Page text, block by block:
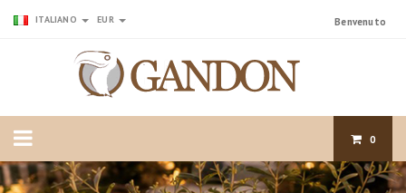
ITALIANO EUR Benvenuto
0